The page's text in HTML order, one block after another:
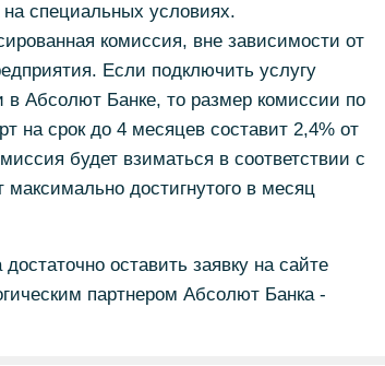
на специальных условиях.
комиссия, вне зависимости от
Если подключить услугу
в Абсолют Банке, то размер комиссии по
на срок до 4 месяцев составит 2,4% от
будет взиматься в соответствии с
достигнутого в месяц
оставить заявку на сайте
партнером Абсолют Банка -